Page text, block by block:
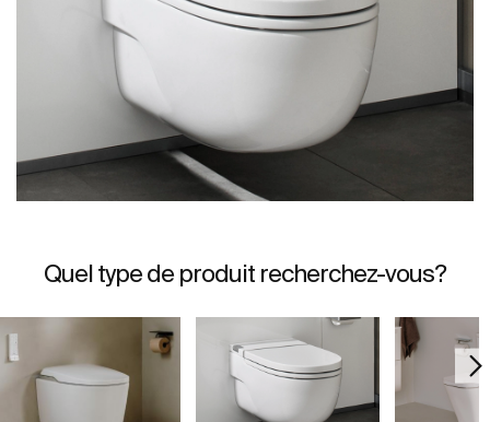
Quel type de produit recherchez-vous?